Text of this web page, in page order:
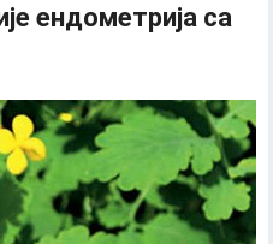
ендометрија са